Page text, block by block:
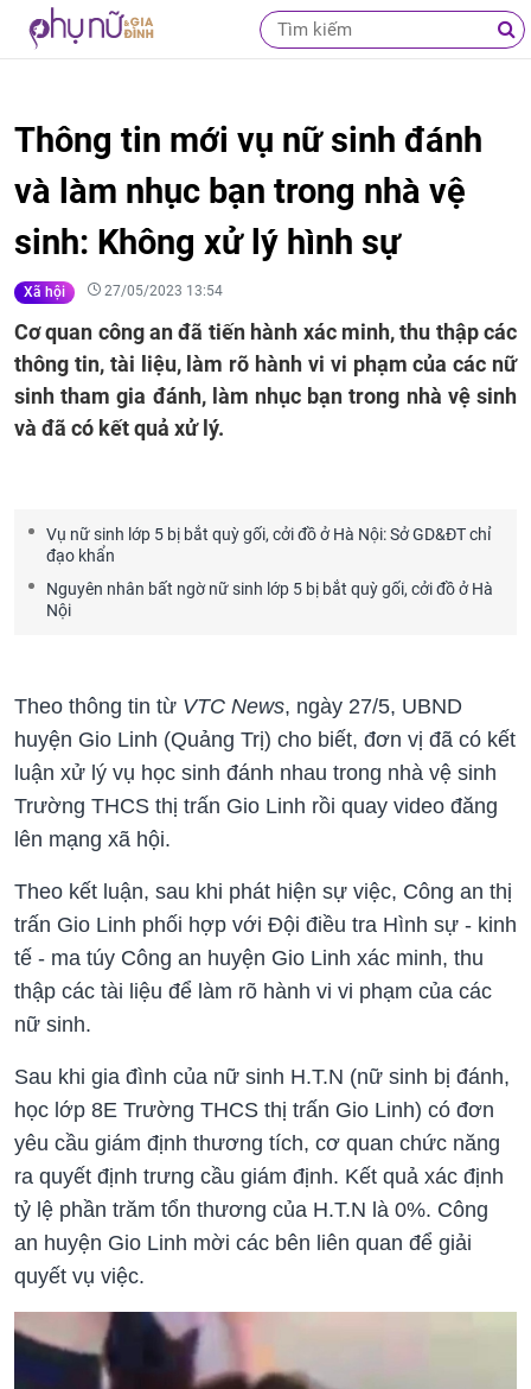
Thông tin mới vụ nữ sinh đánh
và làm nhục bạn trong nhà vệ
sinh: Không xử lý hình sự
Xã hội 27/05/2023 13:54
Cơ quan công an đã tiến hành xác minh, thu thập các
thông tin, tài liệu, làm rõ hành vi vi phạm của các nữ
sinh tham gia đánh, làm nhục bạn trong nhà vệ sinh
và đã có kết quả xử lý.
Vụ nữ sinh lớp 5 bị bắt quỳ gối, cởi đồ ở Hà Nội: Sở GD&ĐT chỉ
đạo khẩn
Nguyên nhân bất ngờ nữ sinh lớp 5 bị bắt quỳ gối, cởi đồ ở Hà
Nội
Theo thông tin từ VTC News, ngày 27/5, UBND
huyện Gio Linh (Quảng Trị) cho biết, đơn vị đã có kết
luận xử lý vụ học sinh đánh nhau trong nhà vệ sinh
Trường THCS thị trấn Gio Linh rồi quay video đăng
lên mạng xã hội.
Theo kết luận, sau khi phát hiện sự việc, Công an thị
trấn Gio Linh phối hợp với Đội điều tra Hình sự - kinh
tế - ma túy Công an huyện Gio Linh xác minh, thu
thập các tài liệu để làm rõ hành vi vi phạm của các
nữ sinh.
Sau khi gia đình của nữ sinh H.T.N (nữ sinh bị đánh,
học lớp 8E Trường THCS thị trấn Gio Linh) có đơn
yêu cầu giám định thương tích, cơ quan chức năng
ra quyết định trưng cầu giám định. Kết quả xác định
tỷ lệ phần trăm tổn thương của H.T.N là 0%. Công
an huyện Gio Linh mời các bên liên quan để giải
quyết vụ việc.